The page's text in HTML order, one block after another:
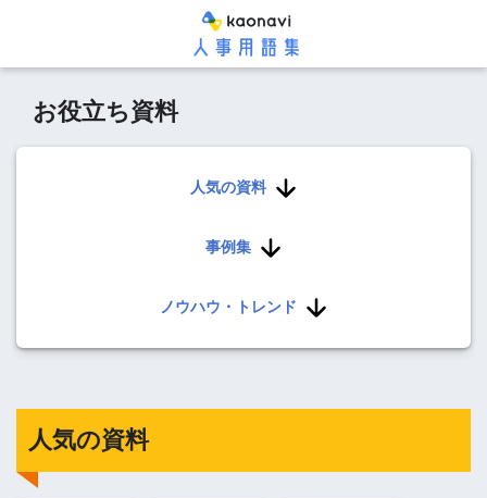
お役立ち資料
人気の資料
事例集
ノウハウ・トレンド
人気の資料